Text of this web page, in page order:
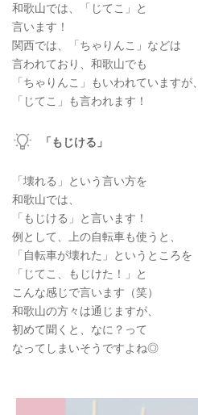
和歌山では、「じてこ」と
言います！
関西では、「ちゃりんこ」などは
言われており、和歌山でも
「ちゃりんこ」もいわれていますが、
「じてこ」も言われます！
「もじける」
「壊れる」という言い方を
和歌山では、
「もじける」と言います！
例として、上の自転車も使うと、
「自転車が壊れた」というところを
「じてこ、もじけた！」と
こんな感じで言います（笑）
和歌山の方々は通じますが、
初めて聞くと、なに？って
なってしまいそうですよね◎